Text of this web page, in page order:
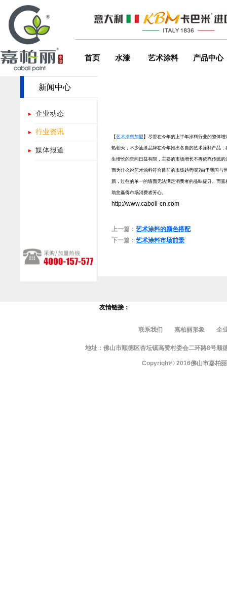
首页 水漆 艺术涂料 产品中心
新闻中心
企业动态
行业资讯
媒体报道
【艺术涂料加盟 】尽管在今年的上半年涂料行业的整体
热朝天，不少油漆品牌在今年推出各自的艺术涂料产品
生增长的空间日益有限，主要的市场增长不再依靠传统
而为什么说艺术涂料符合目前的市场趋势呢?由于我国与
新，过往的单一的墙面无法满足消费者的品味提升。而
助您赢得市场消费者芳心。
http://www.caboli-cn.com
上一篇： 艺术涂料的颜色搭配
下一篇： 艺术涂料市场前景
友情链接：
联系我们 嘉柏丽形象 企
地址：佛山市顺德区杏坛镇高赞村委会二环路8号
Copyright© 2016佛山市嘉柏